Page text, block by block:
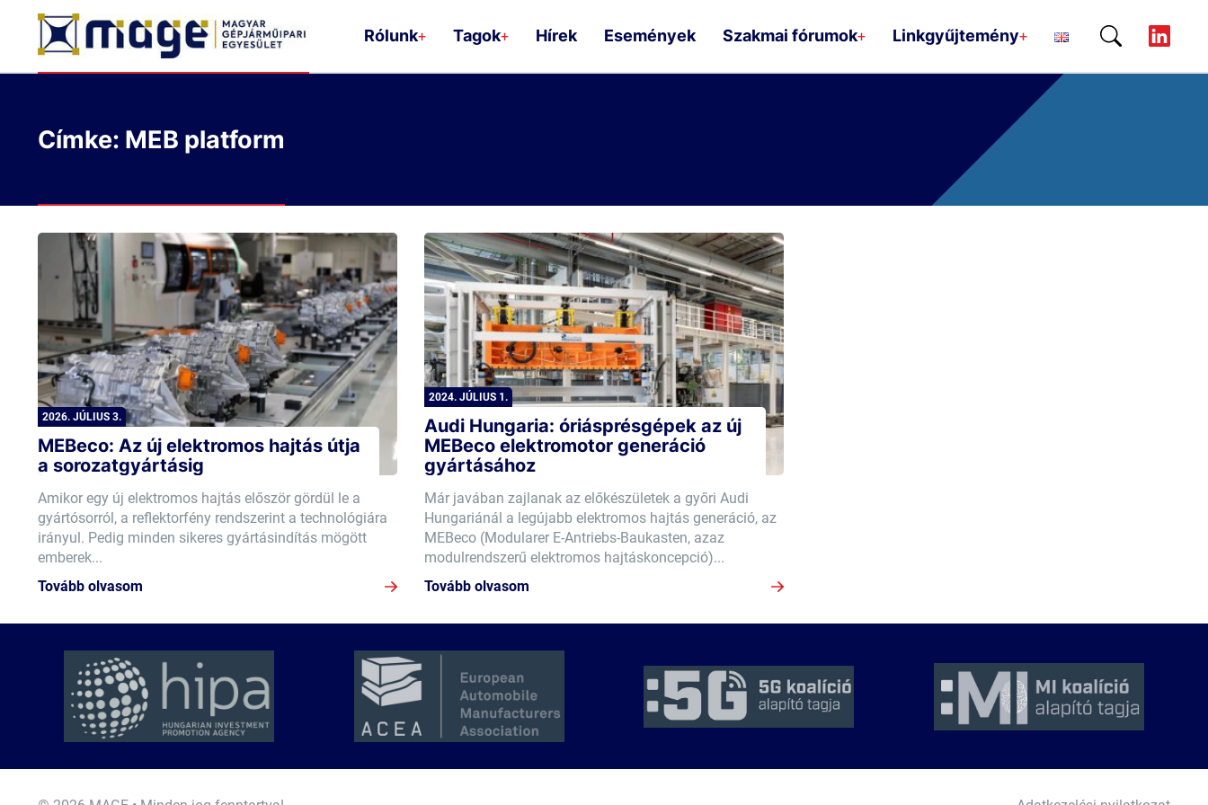
Rólunk+ Tagok+ Hírek Események Szakmai fórumok+ Linkgyűjtemény+
Címke: MEB platform
2026. JÚLIUS 3.
MEBeco: Az új elektromos hajtás útja
a sorozatgyártásig
Amikor egy új elektromos hajtás először gördül le a
gyártósorról, a reflektorfény rendszerint a technológiára
irányul. Pedig minden sikeres gyártásindítás mögött
emberek...
Tovább olvasom
2024. JÚLIUS 1.
Audi Hungaria: óriásprésgépek az új
MEBeco elektromotor generáció
gyártásához
Már javában zajlanak az előkészületek a győri Audi
Hungariánál a legújabb elektromos hajtás generáció, az
MEBeco (Modularer E-Antriebs-Baukasten, azaz
modulrendszerű elektromos hajtáskoncepció)...
Tovább olvasom